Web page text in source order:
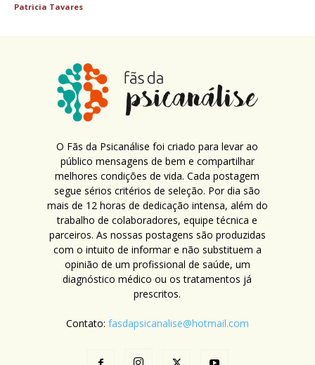
Patricia Tavares
O Fãs da Psicanálise foi criado para levar ao
público mensagens de bem e compartilhar
melhores condições de vida. Cada postagem
segue sérios critérios de seleção. Por dia são
mais de 12 horas de dedicação intensa, além do
trabalho de colaboradores, equipe técnica e
parceiros. As nossas postagens são produzidas
com o intuito de informar e não substituem a
opinião de um profissional de saúde, um
diagnóstico médico ou os tratamentos já
prescritos.
Contato: fasdapsicanalise@hotmail.com